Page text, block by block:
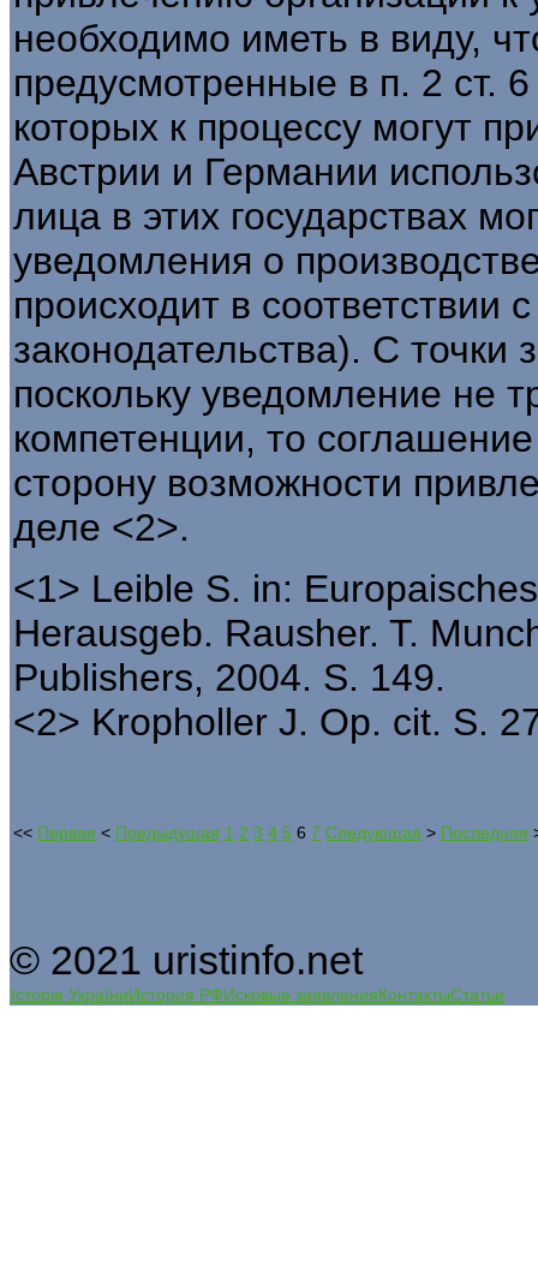
необходимо иметь в виду,
предусмотренные в п. 2 ст.
которых к процессу могут
Австрии и Германии
лица в этих государствах
уведомления о
происходит в соответствии
законодательства). С точки
поскольку уведомление не
компетенции, то
сторону возможности
деле <2>.
<1> Leible S. in:
Herausgeb. Rausher. T.
Publishers, 2004. S. 149.
<2> Kropholler J. Op. cit. S.
<< Первая < Предыдущая 1 2 3 4 5 6 7 Следующая > Последняя
© 2021 uristinfo.net
Історія УкраїниИстория РФИсковые заявленияКонтактыСтатьи